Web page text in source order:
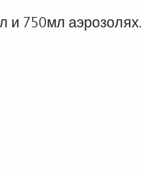
и 750мл аэрозолях.